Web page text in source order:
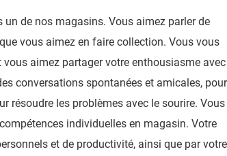
de nos magasins. Vous aimez parler de
vous aimez en faire collection. Vous vous
aimez partager votre enthousiasme avec
conversations spontanées et amicales, pour
résoudre les problèmes avec le sourire. Vous
individuelles en magasin. Votre
et de productivité, ainsi que par votre